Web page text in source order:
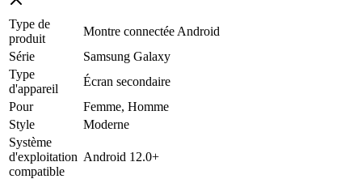
Type de
produit
Montre connectée Android
Série
Samsung Galaxy
Type
d'appareil
Écran secondaire
Pour
Femme, Homme
Style
Moderne
Système
d'exploitation
compatible
Android 12.0+